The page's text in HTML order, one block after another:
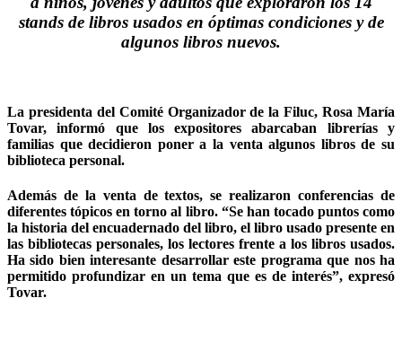
stands de libros usados en óptimas condiciones y de
algunos libros nuevos.
La presidenta del Comité Organizador de la Filuc, Rosa María
Tovar, informó que los expositores abarcaban librerías y
familias que decidieron poner a la venta algunos libros de su
biblioteca personal.
Además de la venta de textos, se realizaron conferencias de
diferentes tópicos en torno al libro. “Se han tocado puntos como
la historia del encuadernado del libro, el libro usado presente en
las bibliotecas personales, los lectores frente a los libros usados.
Ha sido bien interesante desarrollar este programa que nos ha
permitido profundizar en un tema que es de interés”, expresó
Tovar.